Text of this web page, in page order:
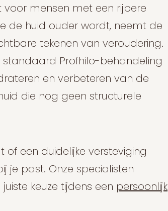
voor mensen met een rijpere
de huid ouder wordt, neemt de
tekenen van veroudering.
Profhilo-behandeling
en verbeteren van de
die nog geen structurele
of een duidelijke versteviging
je past. Onze specialisten
keuze tijdens een persoonlijk